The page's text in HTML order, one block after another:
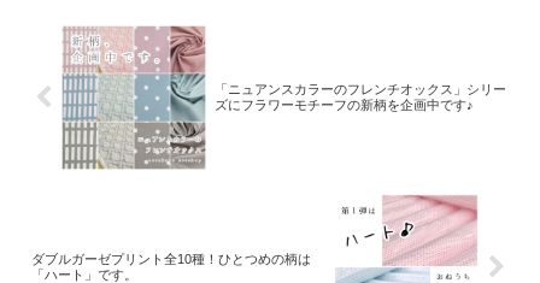
「ニュアンスカラーのフレンチオックス」シリー
ズにフラワーモチーフの新柄を企画中です♪
ダブルガーゼプリント全10種！ひとつめの柄は
「ハート」です。